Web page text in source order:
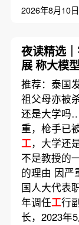
2026年8月10日
夜读精选
展 称大模
推荐：泰国
祖父母亦被
还是大学吗
重，枪手已
工，大学还
不是教授的
的理由 因严
国人大代表
年调任工行
长，2023